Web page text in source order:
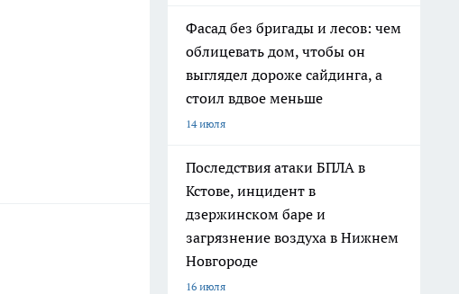
Фасад без бригады и лесов: чем
облицевать дом, чтобы он
выглядел дороже сайдинга, а
стоил вдвое меньше
14 июля
Последствия атаки БПЛА в
Кстове, инцидент в
дзержинском баре и
загрязнение воздуха в Нижнем
Новгороде
16 июля